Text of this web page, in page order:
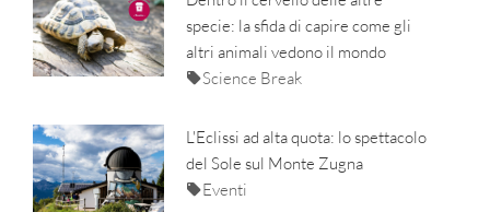
specie: la sfida di capire come gli
altri animali vedono il mondo
Science Break
L'Eclissi ad alta quota: lo spettacolo
del Sole sul Monte Zugna
Eventi